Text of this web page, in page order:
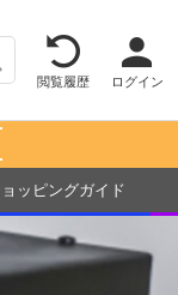
閲覧履歴 ログイン
ッピングガイド